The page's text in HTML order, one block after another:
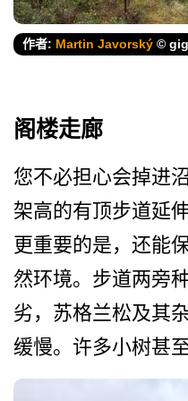
作者: Martin Javorský ©
阁楼走廊
您不必担心会掉进
架高的有顶步­道延
更重要的是，还能
然环境。步道两旁
劣，苏格兰松及其
缓慢­。许多小树甚